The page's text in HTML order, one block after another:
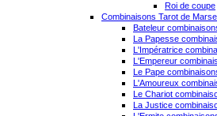
Roi de coupe
Combinaisons Tarot de
Bateleur
La Papesse
L'Impératrice
L'Empereur
Le Pape
L'Amoureux
Le Chariot
La Justice